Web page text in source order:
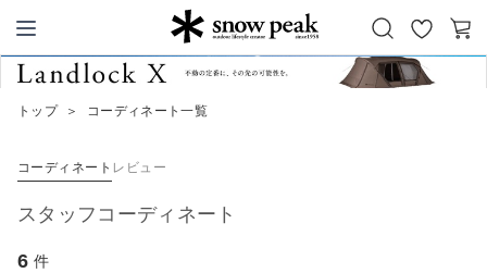
Snow Peak
お
気
カ
トップ ＞ コーディネート一覧
コーディネート レビュー
スタッフコーディネート
6 件